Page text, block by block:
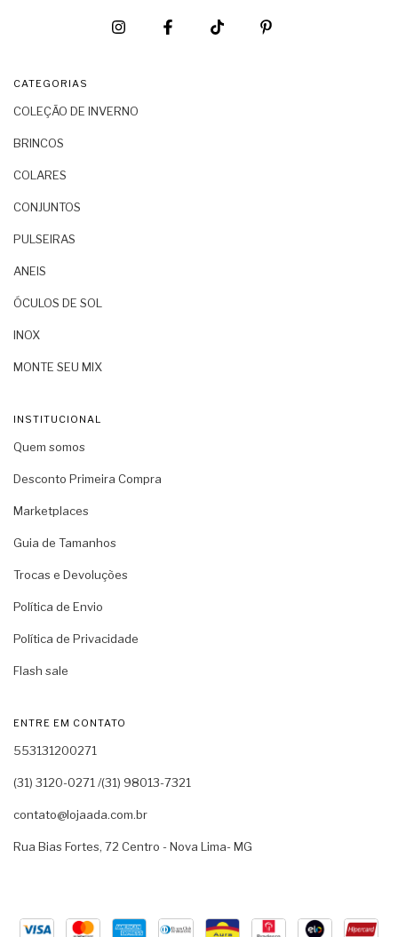
CATEGORIAS
COLEÇÃO DE INVERNO
BRINCOS
COLARES
CONJUNTOS
PULSEIRAS
ANEIS
ÓCULOS DE SOL
INOX
MONTE SEU MIX
INSTITUCIONAL
Quem somos
Desconto Primeira Compra
Marketplaces
Guia de Tamanhos
Trocas e Devoluções
Política de Envio
Política de Privacidade
Flash sale
ENTRE EM CONTATO
553131200271
(31) 3120-0271 /(31) 98013-7321
contato@lojaada.com.br
Rua Bias Fortes, 72 Centro - Nova Lima- MG